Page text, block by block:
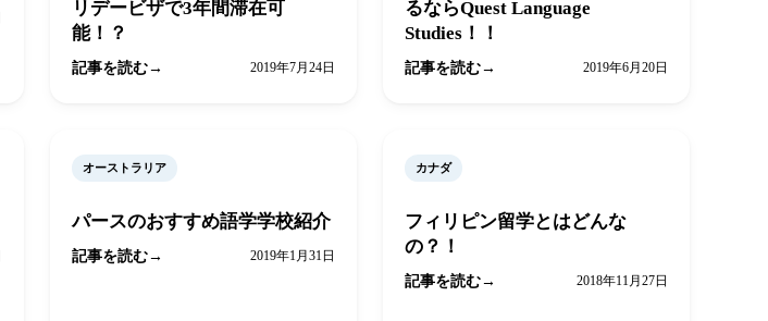
リデービザで3年間滞在可
能！？
記事を読む 2019年7月24日
るならQuest Language
Studies！！
記事を読む 2019年6月20日
オーストラリア
パースのおすすめ語学学校紹介
記事を読む 2019年1月31日
カナダ
フィリピン留学とはどんな
の？！
記事を読む 2018年11月27日